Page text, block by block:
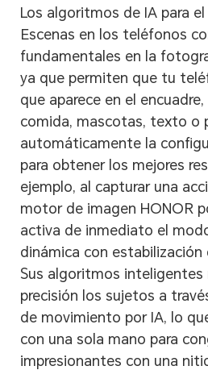
Los algoritmos de IA para
Escenas en los teléfonos
fundamentales en la
ya que permiten que tu
que aparece en el
comida, mascotas, texto o
automáticamente la
para obtener los mejores
ejemplo, al capturar una
motor de imagen HONOR
activa de inmediato el
dinámica con estabilización
Sus algoritmos inteligentes
precisión los sujetos a
de movimiento por IA, lo
con una sola mano para
impresionantes con una